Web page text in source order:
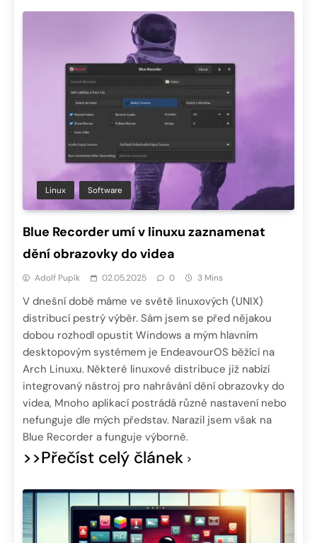
Linux Software
Blue Recorder umí v linuxu zaznamenat
dění obrazovky do videa
Adolf Pupík 02.05.2025 0 3 Mins
V dnešní době máme ve světě linuxových (UNIX)
distribucí pestrý výběr. Sám jsem se před nějakou
dobou rozhodl opustit Windows a mým hlavním
desktopovým systémem je EndeavourOS běžící na
Arch Linuxu. Některé linuxové distribuce již nabízí
integrovaný nástroj pro nahrávání dění obrazovky do
videa, Mnoho aplikací postrádá různé nastavení nebo
nefunguje dle mých představ. Narazil jsem však na
Blue Recorder a funguje výborně.
>>Přečíst celý článek